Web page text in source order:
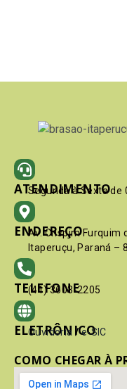
ATENDIMENTO
Segunda à Sexta de
ENDEREÇO
Av. Crispim Furquim
Itaperuçu, Paraná –
TELEFONE
(41) 3603-2205
ELETRÔNICO
Ouvidoria / e-SIC
COMO CHEGAR À